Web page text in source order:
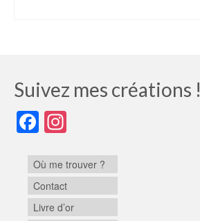
Suivez mes créations !
Facebook
Où me trouver ?
Contact
Livre d’or